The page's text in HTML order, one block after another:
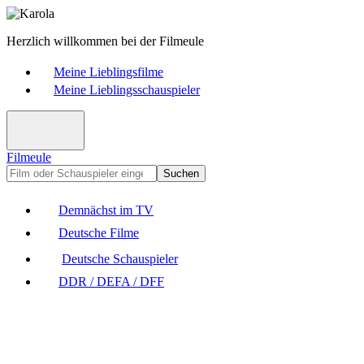
Herzlich willkommen bei der Filmeule
Meine Lieblingsfilme
Meine Lieblingsschauspieler
Filmeule
Suchen
Demnächst im TV
Deutsche Filme
Deutsche Schauspieler
DDR / DEFA / DFF